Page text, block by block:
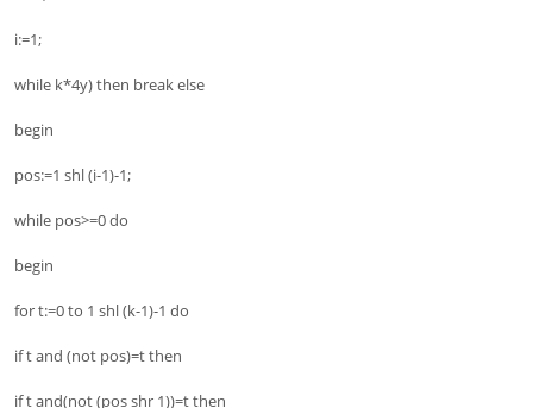
i:=1;
while k*4y) then break else
begin
pos:=1 shl (i-1)-1;
while pos>=0 do
begin
for t:=0 to 1 shl (k-1)-1 do
if t and (not pos)=t then
if t and(not (pos shr 1))=t then